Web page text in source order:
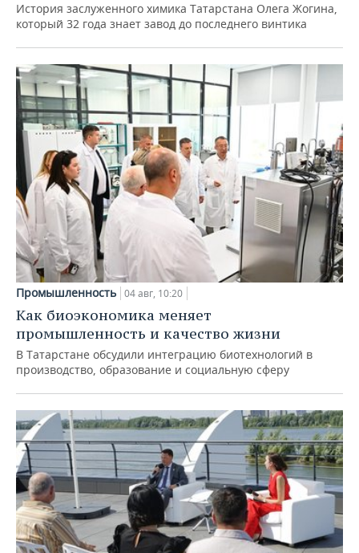
История заслуженного химика Татарстана Олега Жогина,
который 32 года знает завод до последнего винтика
Промышленность 04 авг, 10:20
Как биоэкономика меняет
промышленность и качество жизни
В Татарстане обсудили интеграцию биотехнологий в
производство, образование и социальную сферу